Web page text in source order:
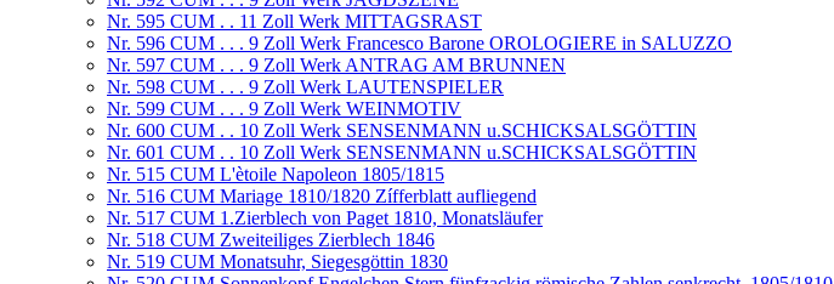
Nr. 595 CUM . . 11 Zoll Werk MITTAGSRAST
Nr. 596 CUM . . . 9 Zoll Werk Francesco Barone OROLOGIERE in SALUZZO
Nr. 597 CUM . . . 9 Zoll Werk ANTRAG AM BRUNNEN
Nr. 598 CUM . . . 9 Zoll Werk LAUTENSPIELER
Nr. 599 CUM . . . 9 Zoll Werk WEINMOTIV
Nr. 600 CUM . . 10 Zoll Werk SENSENMANN u.SCHICKSALSGÖTTIN
Nr. 601 CUM . . 10 Zoll Werk SENSENMANN u.SCHICKSALSGÖTTIN
Nr. 515 CUM L'ètoile Napoleon 1805/1815
Nr. 516 CUM Mariage 1810/1820 Zífferblatt aufliegend
Nr. 517 CUM 1.Zierblech von Paget 1810, Monatsläufer
Nr. 518 CUM Zweiteiliges Zierblech 1846
Nr. 519 CUM Monatsuhr, Siegesgöttin 1830